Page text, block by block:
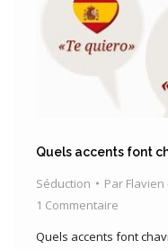
Quels accents font
Séduction Par Flavien
1 Commentaire
Quels accents font